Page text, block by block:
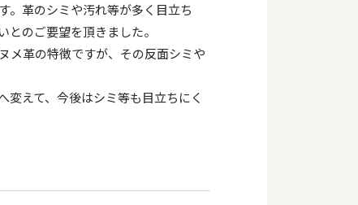
。革のシミや汚れ等が多く目立ち
のご要望を頂きました。
メ革の特徴ですが、その反面シミや
えて、今後はシミ等も目立ちにく